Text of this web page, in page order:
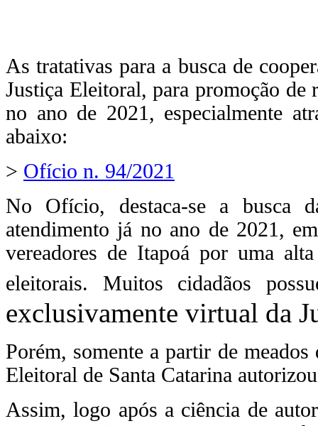
As tratativas para a busca de
Justiça Eleitoral, para promoção
no ano de 2021, especialmente
abaixo:
> Ofício n. 94/2021
No Ofício, destaca-se a busca
atendimento já no ano de 2021,
vereadores de Itapoá por uma
eleitorais. Muitos cidadãos
exclusivamente virtual da
Porém, somente a partir de
Eleitoral de Santa Catarina
Assim, logo após a ciência de